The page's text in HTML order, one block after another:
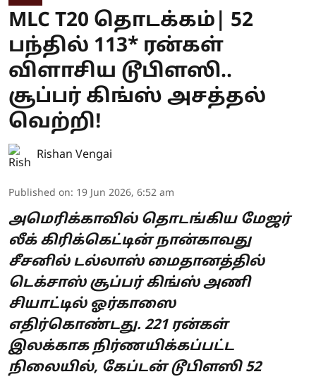
MLC T20 தொடக்கம்| 52
பந்தில் 113* ரன்கள்
விளாசிய டூபிளஸி..
சூப்பர் கிங்ஸ் அசத்தல்
வெற்றி!
Rishan Vengai
Published on: 19 Jun 2026, 6:52 am
அமெரிக்காவில் தொடங்கிய மேஜர்
லீக் கிரிக்கெட்டின் நான்காவது
சீசனில் டல்லாஸ் மைதானத்தில்
டெக்சாஸ் சூப்பர் கிங்ஸ் அணி
சியாட்டில் ஓர்காஸை
எதிர்கொண்டது. 221 ரன்கள்
இலக்காக நிர்ணயிக்கப்பட்ட
நிலையில், கேப்டன் டூபிளஸி 52